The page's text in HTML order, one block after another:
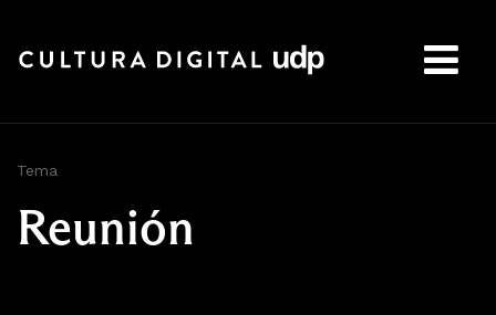
Tema
Reunión